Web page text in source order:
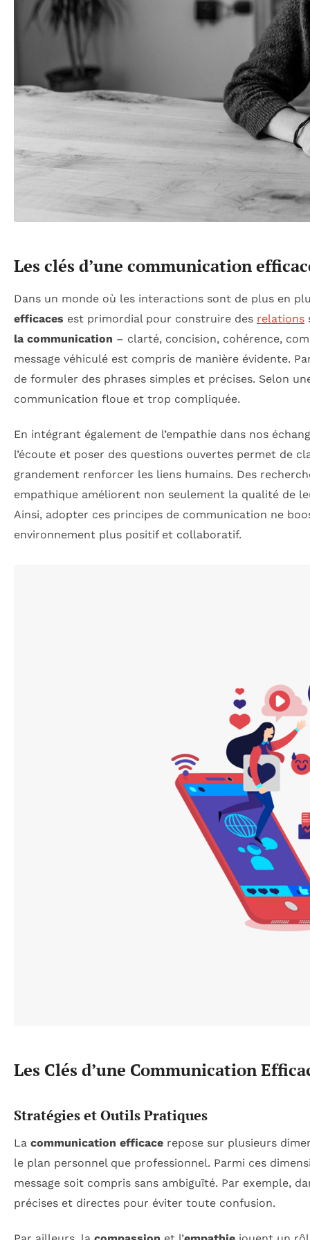
Les clés d’une communication
Dans un monde où les interactions sont de plus en
efficaces est primordial pour construire des relations
la communication – clarté, concision, cohérence,
message véhiculé est compris de manière évidente.
de formuler des phrases simples et précises. Selon
communication floue et trop compliquée.
En intégrant également de l’empathie dans nos
l’écoute et poser des questions ouvertes permet de
grandement renforcer les liens humains. Des
empathique améliorent non seulement la qualité de
Ainsi, adopter ces principes de communication ne
environnement plus positif et collaboratif.
Les Clés d’une Communication
Stratégies et Outils Pratiques
La communication efficace repose sur plusieurs
le plan personnel que professionnel. Parmi ces
message soit compris sans ambiguïté. Par exemple,
précises et directes pour éviter toute confusion.